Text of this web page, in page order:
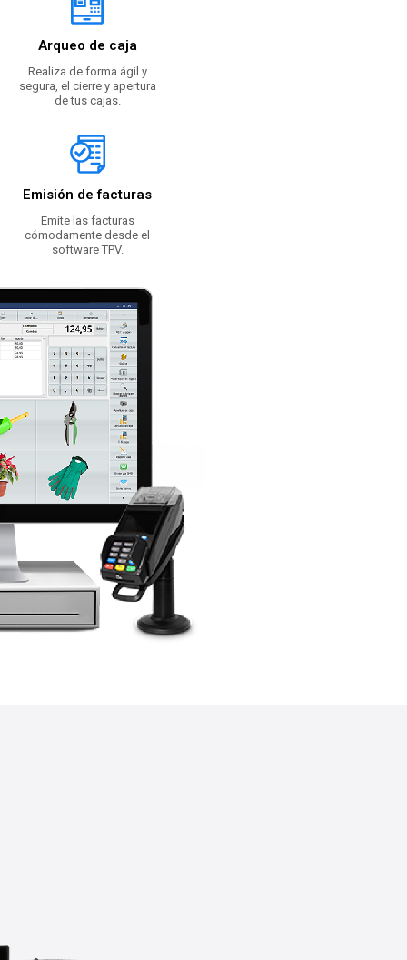
Arqueo de caja
Realiza de forma ágil y
segura, el cierre y apertura
de tus cajas.
Emisión de facturas
Emite las facturas
cómodamente desde el
software TPV.